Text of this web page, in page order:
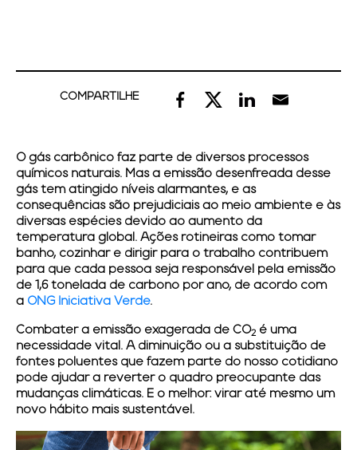
COMPARTILHE
O gás carbônico faz parte de diversos processos
químicos naturais. Mas a emissão desenfreada desse
gás tem atingido níveis alarmantes, e as
consequências são prejudiciais ao meio ambiente e às
diversas espécies devido ao aumento da
temperatura global. Ações rotineiras como tomar
banho, cozinhar e dirigir para o trabalho contribuem
para que cada pessoa seja responsável pela emissão
de 1,6 tonelada de carbono por ano, de acordo com
a ONG Iniciativa Verde.
Combater a emissão exagerada de CO2 é uma
necessidade vital. A diminuição ou a substituição de
fontes poluentes que fazem parte do nosso cotidiano
pode ajudar a reverter o quadro preocupante das
mudanças climáticas. E o melhor: virar até mesmo um
novo hábito mais sustentável.